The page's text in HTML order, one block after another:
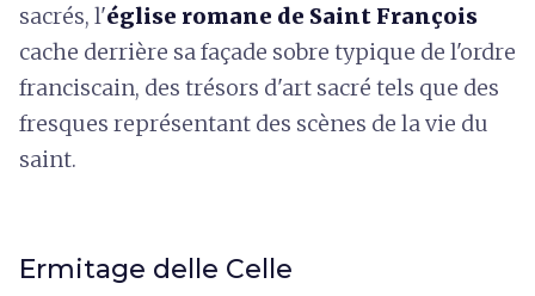
sacrés, l'église romane de Saint François
cache derrière sa façade sobre typique de l'ordre
franciscain, des trésors d'art sacré tels que des
fresques représentant des scènes de la vie du
saint.
Ermitage delle Celle